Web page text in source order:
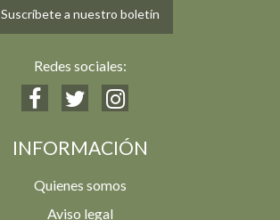
Suscríbete a nuestro boletín
Redes sociales:
INFORMACIÓN
Quienes somos
Aviso legal